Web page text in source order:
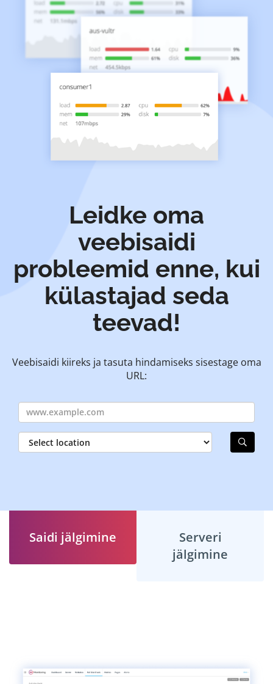
Leidke oma
veebisaidi
probleemid enne, kui
külastajad seda
teevad!
Veebisaidi kiireks ja tasuta hindamiseks sisestage oma
URL:
Saidi jälgimine
Serveri
jälgimine